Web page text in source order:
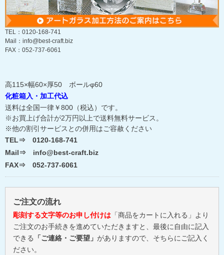
TEL：0120-168-741
Mail：info@best-craft.biz
FAX：052-737-6061
高115×幅60×厚50 ボールφ60
化粧箱入・加工代込
送料は全国一律￥800（税込）です。
※お買上げ合計が2万円以上で送料無料サービス。
※他の割引サービスとの併用はご容赦ください
TEL⇒ 0120-168-741
Mail⇒ info@best-craft.biz
FAX⇒ 052-737-6061
ご注文の流れ
彫刻する文字等のお申し付けは 「商品をカートに入れる」より
ご注文のお手続きを進めていただきますと、最後に自由に記入
できる
「ご連絡・ご要望」 がありますので、そちらにご記入く
ださい。